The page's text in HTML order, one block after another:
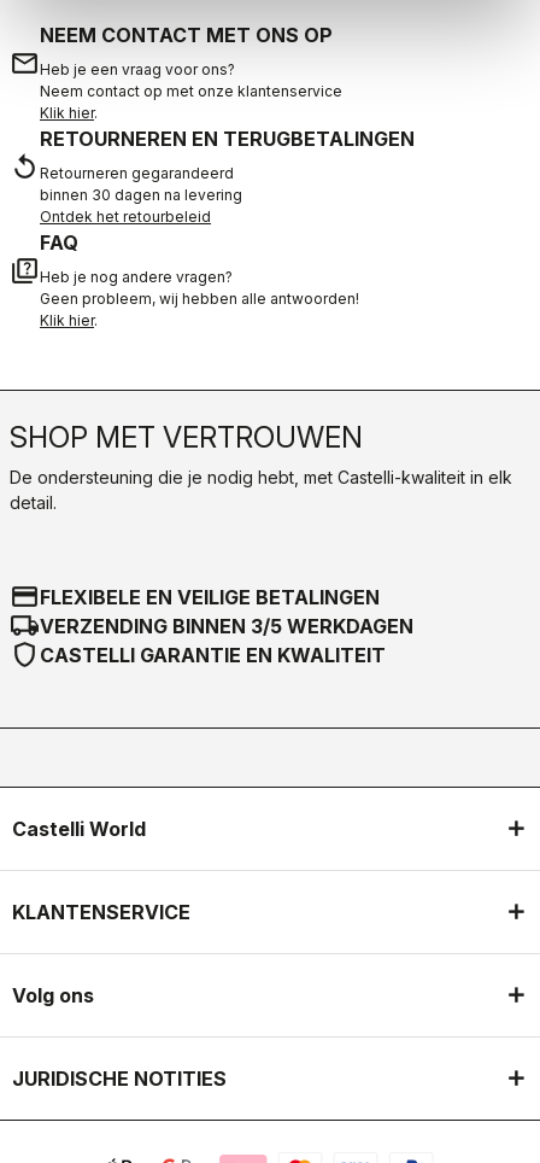
email
NEEM CONTACT MET ONS OP
Heb je een vraag voor ons?
Neem contact op met onze klantenservice
Klik hier.
replay
RETOURNEREN EN TERUGBETALINGEN
Retourneren gegarandeerd
binnen 30 dagen na levering
Ontdek het retourbeleid
quiz
FAQ
Heb je nog andere vragen?
Geen probleem, wij hebben alle antwoorden!
Klik hier.
SHOP MET VERTROUWEN
De ondersteuning die je nodig hebt, met Castelli-kwaliteit in elk
detail.
credit_cardFLEXIBELE EN VEILIGE BETALINGEN
local_shippingVERZENDING BINNEN 3/5 WERKDAGEN
shield CASTELLI GARANTIE EN KWALITEIT
Castelli World
KLANTENSERVICE
Volg ons
JURIDISCHE NOTITIES